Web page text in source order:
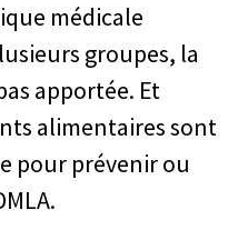
médicale
groupes, la
apportée. Et
alimentaires sont
pour prévenir ou